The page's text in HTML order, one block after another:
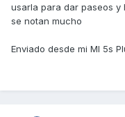
usarla para dar paseos y
se notan mucho
Enviado desde mi MI 5s